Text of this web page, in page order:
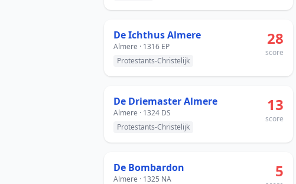
De Ichthus Almere
Almere · 1316 EP
Protestants-Christelijk
28
score
De Driemaster Almere
Almere · 1324 DS
Protestants-Christelijk
13
score
De Bombardon
Almere · 1325 NA
5